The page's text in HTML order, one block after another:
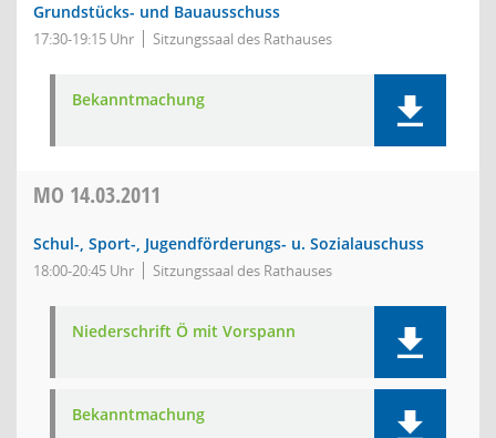
Grundstücks- und Bauausschuss
17:30-19:15 Uhr Sitzungssaal des Rathauses
Bekanntmachung
MO 14.03.2011
Schul-, Sport-, Jugendförderungs- u. Sozialauschuss
18:00-20:45 Uhr Sitzungssaal des Rathauses
Niederschrift Ö mit Vorspann
Bekanntmachung